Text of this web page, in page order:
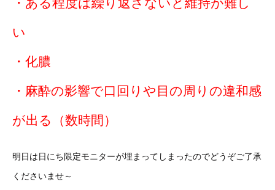
・ある程度は繰り返さないと維持が難し
い
・化膿
・麻酔の影響で口回りや目の周りの違和感
が出る（数時間）
明日は日にち限定モニターが埋まってしまったのでどうぞご了承
くださいませ～